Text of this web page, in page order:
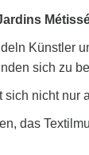
Künstler
sich zu
sich nicht nur
das